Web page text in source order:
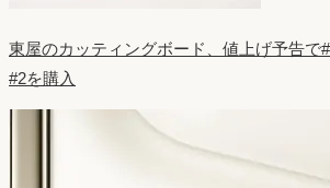
東屋のカッティングボード、値上げ予告で
#2を購入